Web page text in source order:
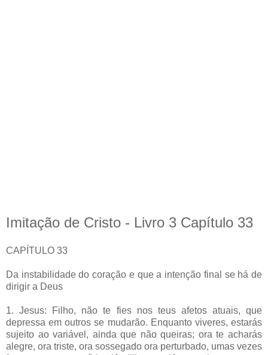
Imitação de Cristo - Livro 3 Capítulo 33
CAPÍTULO 33
Da instabilidade do coração e que a intenção final se há de
dirigir a Deus
1. Jesus: Filho, não te fies nos teus afetos atuais, que
depressa em outros se mudarão. Enquanto viveres, estarás
sujeito ao variável, ainda que não queiras; ora te acharás
alegre, ora triste, ora sossegado ora perturbado, umas vezes